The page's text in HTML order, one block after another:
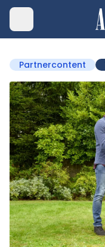
Partnercontent